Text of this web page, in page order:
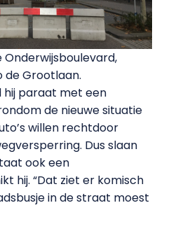
de Grootlaan.
hij paraat met een
de nieuwe situatie
willen rechtdoor
Dus slaan
ook een
hij. “Dat ziet er komisch
in de straat moest